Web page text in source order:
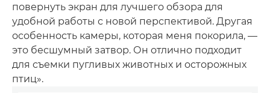
повернуть экран для лучшего обзора для
удобной работы с новой перспективой. Другая
особенность камеры, которая меня покорила, —
это бесшумный затвор. Он отлично подходит
для съемки пугливых животных и осторожных
птиц».